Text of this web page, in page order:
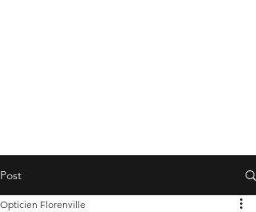
Post
Opticien Florenville